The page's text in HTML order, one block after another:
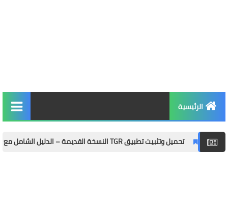
الرئيسية
تحميل وتثبيت تطبيق TGR النسخة القديمة – الدليل الشامل مع المميزات وطريقة التثبيت خطوة بخطوة